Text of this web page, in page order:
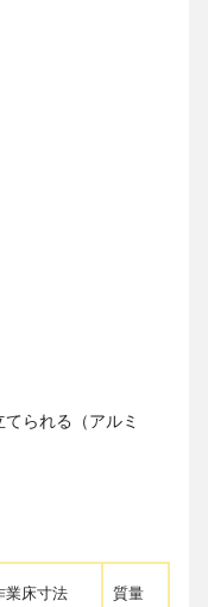
られる（アルミ
業床寸法 質量